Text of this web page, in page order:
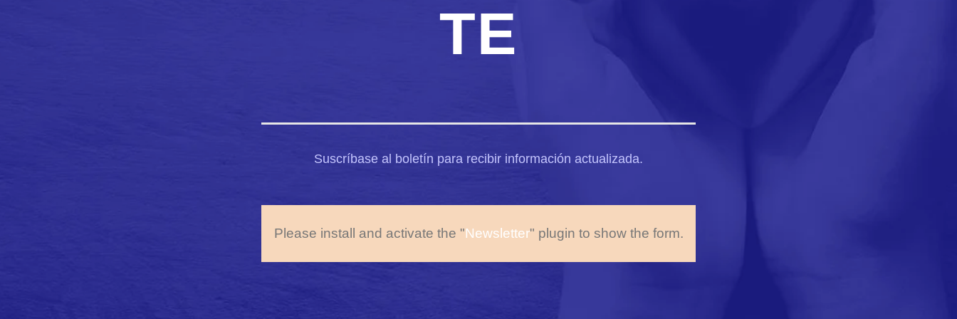
TE
Suscríbase al boletín para recibir información actualizada.
Please install and activate the "Newsletter" plugin to show the form.